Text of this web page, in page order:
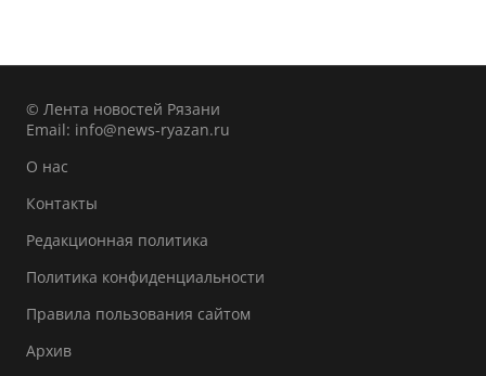
© Лента новостей Рязани
Email: info@news-ryazan.ru
О нас
Контакты
Редакционная политика
Политика конфиденциальности
Правила пользования сайтом
Архив